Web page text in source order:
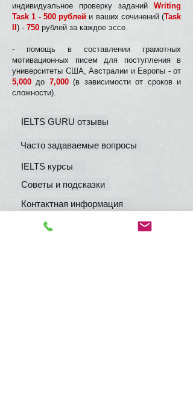
индивидуальное проверку заданий Writing
Task 1 - 500 рублей и ваших сочинений (Task
) - 750 рублей за каждое эссе.
- помощь в составлении грамотных
мотивационных писем для поступления в
университеты США, Австралии и Европы - от
5,000 до 7,000(в зависимости от сроков и
сложности).
IELTS GURU отзывы
Часто задаваемые вопросы
IELTS курсы
Советы и подсказки
Контактная информация
IELTS подготовка цены